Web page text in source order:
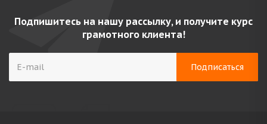
Подпишитесь на нашу рассылку, и получите курс
грамотного клиента!